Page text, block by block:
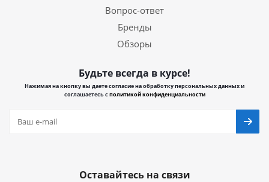
Вопрос-ответ
Бренды
Обзоры
Будьте всегда в курсе!
Нажимая на кнопку вы даете согласие на обработку персональных данных и
соглашаетесь сполитикой конфиденциальности
Оставайтесь на связи